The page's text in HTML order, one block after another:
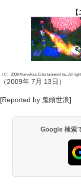
（C）2009 Marvelous Entertainment Inc. All
（2009年 7月 13日）
[Reported by 鬼頭世浪]
Google 検索